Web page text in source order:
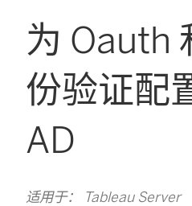
为 Oauth
份验证配
AD
适用于： Tableau Server